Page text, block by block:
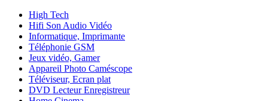
High Tech
Hifi Son Audio Vidéo
Informatique, Imprimante
Téléphonie GSM
Jeux vidéo, Gamer
Appareil Photo Caméscope
Téléviseur, Ecran plat
DVD Lecteur Enregistreur